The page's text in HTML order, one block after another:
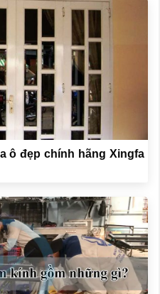
ô đẹp chính hãng Xingfa